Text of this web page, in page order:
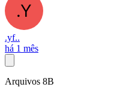
.yf..
há 1 mês
Arquivos 8B